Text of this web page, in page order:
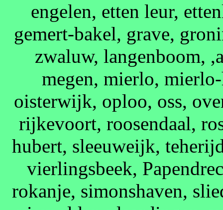
engelen, etten leur,
gemert-bakel, grave,
zwaluw, langenboom,
megen, mierlo,
oisterwijk, oploo, oss,
rijkevoort, roosendaal,
hubert, sleeuweijk,
vierlingsbeek,
rokanje, simonshaven,